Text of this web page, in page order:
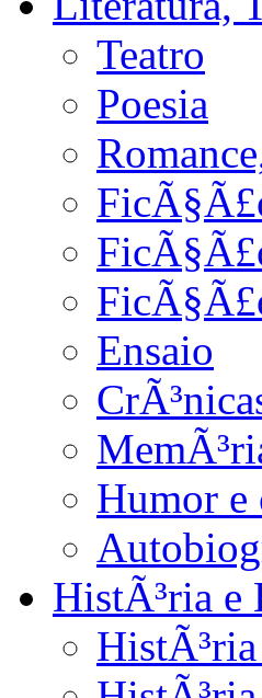
Teatro
Poesia
Ensaio
Humor
HistÃ³ria e